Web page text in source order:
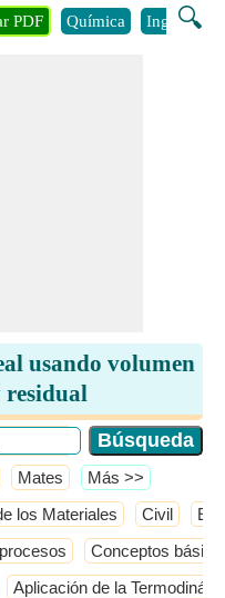
🔍
PDF Química Ingenieria
usando volumen
residual
Mates ​Más >>
los Materiales Civil
Conceptos
Aplicación de la